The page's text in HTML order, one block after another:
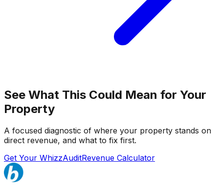
See What This Could Mean for Your
Property
A focused diagnostic of where your property stands on
direct revenue, and what to fix first.
Get Your WhizzAuditRevenue Calculator